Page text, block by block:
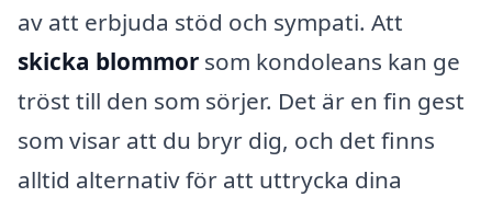
av att erbjuda stöd och sympati. Att
skicka blommor som kondoleans kan ge
tröst till den som sörjer. Det är en fin gest
som visar att du bryr dig, och det finns
alltid alternativ för att uttrycka dina